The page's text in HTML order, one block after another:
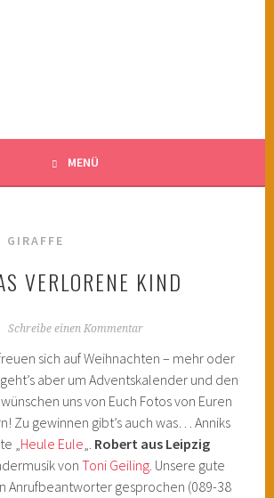
MENÜ
GIRAFFE
VERLORENE KIND
Schreibe einen Kommentar
sich auf Weihnachten – mehr oder
aber um Adventskalender und den
uns von Euch Fotos von Euren
Zu gewinnen gibt’s auch was… Anniks
„Heule Eule„. Robert aus Leipzig
vonToni Geiling. Unsere gute
Anrufbeantworter gesprochen (089-38